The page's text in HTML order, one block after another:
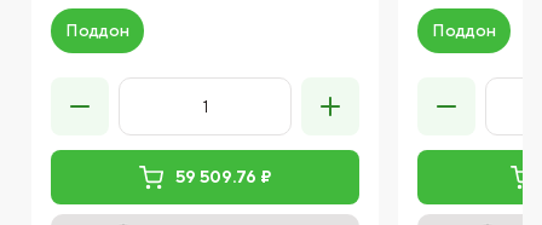
Поддон
59 509.76 ₽
Поддон